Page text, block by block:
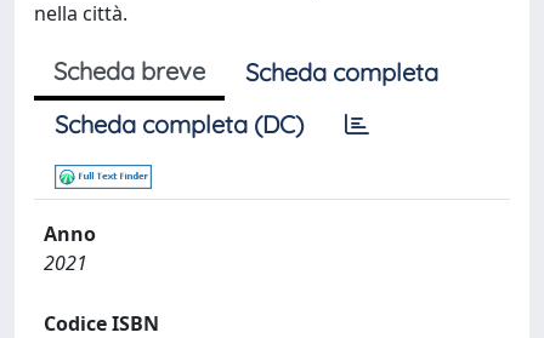
nella città.
Scheda breve
Scheda completa
Scheda completa (DC)
Anno
2021
Codice ISBN